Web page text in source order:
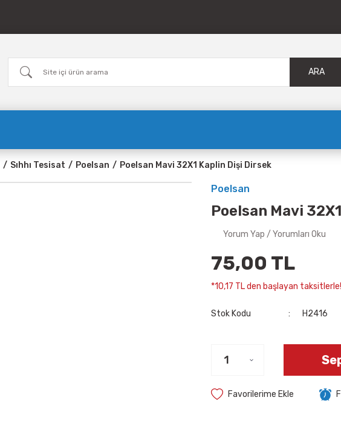
ARA
Sıhhı Tesisat Poelsan Poelsan Mavi 32X1 Kaplin Dişi Dirsek
Poelsan
Poelsan Mavi
Yorum Yap / Yorumları Oku
75,00 TL
*10,17 TL den başlayan
Stok Kodu H2416